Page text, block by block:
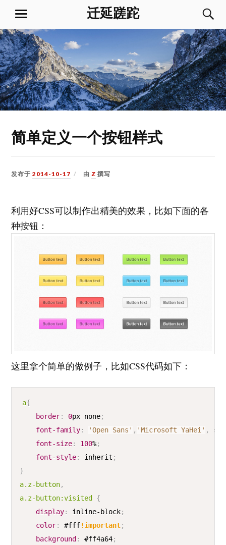
内
容
迁延蹉跎
菜
简单定义一个按钮样式
发布于2014-10-17 由Z 撰写
利用好CSS可以制作出精美的效果，比如下面的各
种按钮：
这里拿个简单的做例子，比如CSS代码如下：
a{
border: 0px none;
font-family: 'Open Sans' , 'Microsoft YaHei' ,
font-size: 100%;
font-style: inherit ;
}
a.z-button,
a.z-button:visited
{
display: inline-block;
color: #fff!important;
background : #ff4a64;